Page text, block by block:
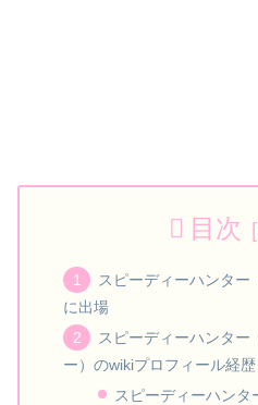
目次
スピーディーハンター
に出場
スピーディーハンター
ー）のwikiプロフィール経歴
スピーディーハン